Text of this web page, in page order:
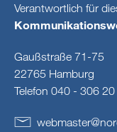
Verantwortlich für
Gaußstraße 71-75
22765 Hamburg
Telefon 040 - 306
webmaster@